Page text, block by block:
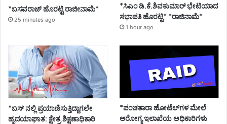
*ಬಸವರಾಜ್ ಹೊರಟ್ಟಿ ರಾಜೀನಾಮೆ*
25 minutes ago
*ಸಿಎಂ ಡಿ.ಕೆ.ಶಿವಕುಮಾರ್ ಭೇಟಿಯಾದ
ಸಭಾಪತಿ ಹೊರಟ್ಟಿ* *ರಾಜಿನಾಮೆ*
1 hour ago
*ಬಸ್ ನಲ್ಲಿ ಪ್ರಯಾಣಿಸುತ್ತಿದ್ದಾಗಲೇ
ಹೃದಯಾಘಾತ: ಕ್ಷೇತ್ರ ಶಿಕ್ಷಣಾಧಿಕಾರಿ
*ಪಂಚತಾರಾ ಹೋಟೆಲ್‌ಗಳ ಮೇಲೆ
ಆರೋಗ್ಯ ಇಲಾಖೆಯ ಅಧಿಕಾರಿಗಳು